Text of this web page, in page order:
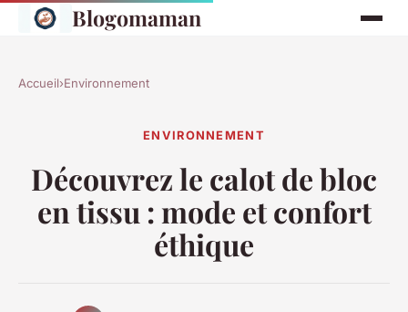
Blogomaman
Accueil›Environnement
ENVIRONNEMENT
Découvrez le calot de bloc
en tissu : mode et confort
éthique